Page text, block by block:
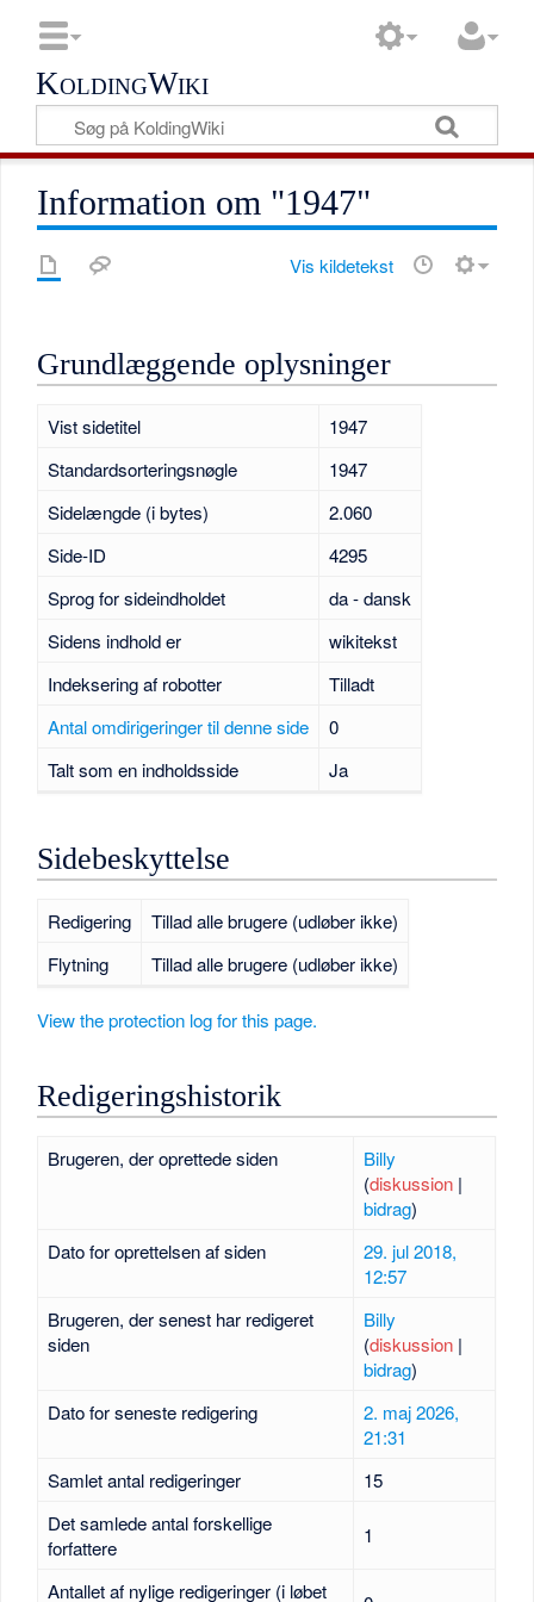
KoldingWiki
Information om "1947"
Vis kildetekst
Grundlæggende oplysninger
Vist sidetitel
1947
Standardsorteringsnøgle
1947
Sidelængde (i bytes)
2.060
Side-ID
4295
Sprog for sideindholdet
da - dansk
Sidens indhold er
wikitekst
Indeksering af robotter
Tilladt
Antal omdirigeringer til denne side
0
Talt som en indholdsside
Ja
Sidebeskyttelse
Redigering
Tillad alle brugere (udløber ikke)
Flytning
Tillad alle brugere (udløber ikke)
View the protection log for this page.
Redigeringshistorik
Brugeren, der oprettede siden
Billy
(diskussion|
bidrag)
Dato for oprettelsen af siden
29. jul 2018,
12:57
Brugeren, der senest har redigeret
siden
Billy
(diskussion|
bidrag)
Dato for seneste redigering
2. maj 2026,
21:31
Samlet antal redigeringer
15
Det samlede antal forskellige
forfattere
1
Antallet af nylige redigeringer (i løbet